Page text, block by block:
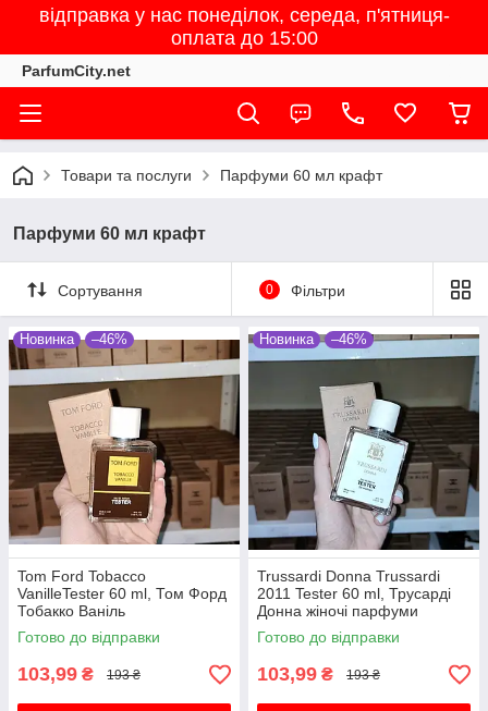
відправка у нас понеділок, середа, п'ятниця-
оплата до 15:00
ParfumCity.net
Товари та послуги Парфуми 60 мл крафт
Парфуми 60 мл крафт
Сортування 0 Фільтри
Новинка –46%
Tom Ford Tobacco
VanilleTester 60 ml, Том Форд
Тобакко Ваніль
Готово до відправки
103,99 ₴ 193 ₴
Новинка –46%
Trussardi Donna Trussardi
2011 Tester 60 ml, Трусарді
Донна жіночі парфуми
Готово до відправки
103,99 ₴ 193 ₴